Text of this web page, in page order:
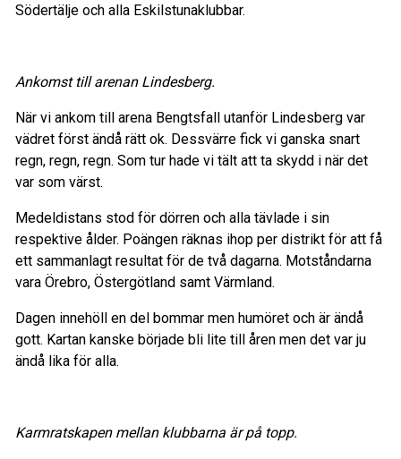
Södertälje och alla Eskilstunaklubbar.
Ankomst till arenan Lindesberg.
När vi ankom till arena Bengtsfall utanför Lindesberg var
vädret först ändå rätt ok. Dessvärre fick vi ganska snart
regn, regn, regn. Som tur hade vi tält att ta skydd i när det
var som värst.
Medeldistans stod för dörren och alla tävlade i sin
respektive ålder. Poängen räknas ihop per distrikt för att få
ett sammanlagt resultat för de två dagarna. Motståndarna
vara Örebro, Östergötland samt Värmland.
Dagen innehöll en del bommar men humöret och är ändå
gott. Kartan kanske började bli lite till åren men det var ju
ändå lika för alla.
Karmratskapen mellan klubbarna är på topp.